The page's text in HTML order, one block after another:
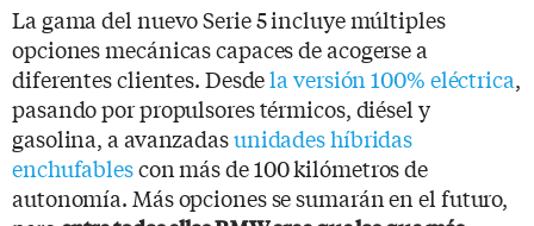
La gama del nuevo Serie 5 incluye múltiples
opciones mecánicas capaces de acogerse a
diferentes clientes. Desdela versión 100% eléctrica,
pasando por propulsores térmicos, diésel y
gasolina, a avanzadasunidades híbridas
enchufablescon más de 100 kilómetros de
autonomía. Más opciones se sumarán en el futuro,